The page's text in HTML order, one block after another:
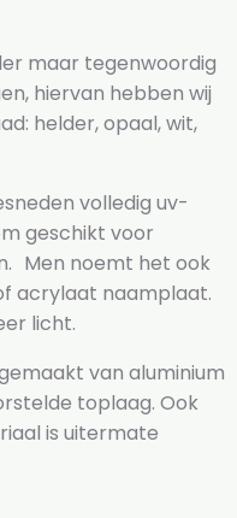
maar tegenwoordig
hiervan hebben wij
helder, opaal, wit,
volledig uv-
geschikt voor
Men noemt het ook
acrylaat naamplaat.
licht.
van aluminium
toplaag. Ook
is uitermate